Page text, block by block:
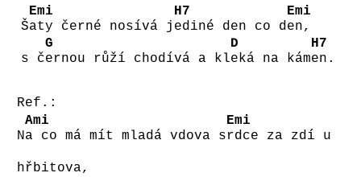
Š
Emi
aty černé nosívá j
H7
ediné den co d
Emi
en,
s č
G
ernou růží chodívá a kl
D
eká na kám
H7
en.
Ref.:
N
Ami
a co má mít mladá vdova s
Emi
rdce za zdí u
hřbitova,